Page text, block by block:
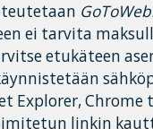
ei tarvita
etukäteen
Explorer,
linkin